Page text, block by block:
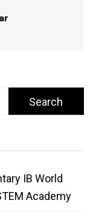
IB World
Academy